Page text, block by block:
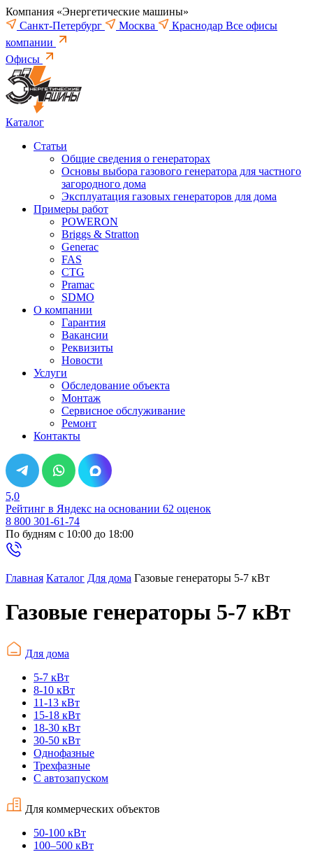
Компания «Энергетические машины»
Санкт-Петербург
Москва Краснодар Все офисы
компании
Офисы
Каталог
Статьи
Общие сведения о генераторах
Основы выбора газового генератора для частного
загородного дома
Эксплуатация газовых генераторов для дома
Примеры работ
POWERON
Briggs & Stratton
Generac
FAS
CTG
Pramac
SDMO
О компании
Гарантия
Вакансии
Реквизиты
Новости
Услуги
Обследование объекта
Монтаж
Сервисное обслуживание
Ремонт
Контакты
5,0
Рейтинг в Яндекс на основании 62 оценок
8 800 301-61-74
По будням с 10:00 до 18:00
Главная Каталог Для дома Газовые генераторы 5-7 кВт
Газовые генераторы 5-7 кВт
Для дома
5-7 кВт
8-10 кВт
11-13 кВт
15-18 кВт
18-30 кВт
30-50 кВт
Однофазные
Трехфазные
С автозапуском
Для коммерческих объектов
50-100 кВт
100–500 кВт